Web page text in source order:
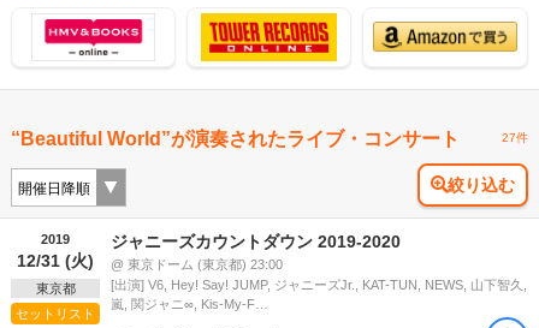
“Beautiful World”が演奏されたライブ・コンサート 27件
絞り込む
2019
12/31 (火)
東京都
セットリスト
ジャニーズカウントダウン 2019-2020
@ 東京ドーム (東京都) 23:00
[出演] V6, Hey! Say! JUMP, ジャニーズJr., KAT-TUN, NEWS, 山下智久,
嵐, 関ジャニ∞, Kis-My-F…